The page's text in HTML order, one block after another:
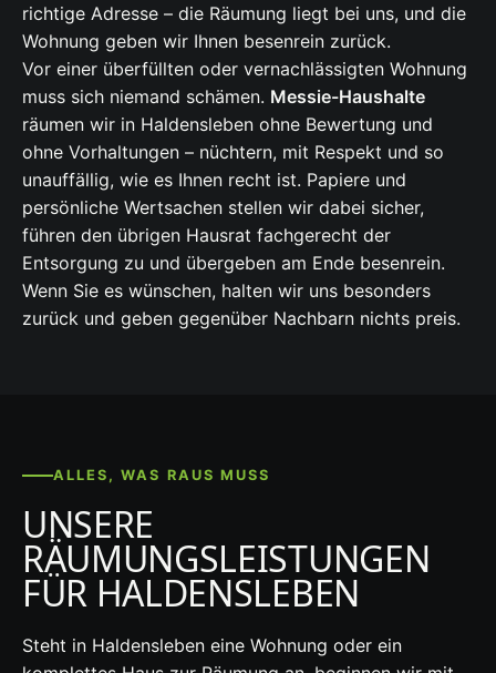
richtige Adresse – die Räumung liegt bei uns, und die
Wohnung geben wir Ihnen besenrein zurück.
Vor einer überfüllten oder vernachlässigten Wohnung
muss sich niemand schämen. Messie-Haushalte
räumen wir in Haldensleben ohne Bewertung und
ohne Vorhaltungen – nüchtern, mit Respekt und so
unauffällig, wie es Ihnen recht ist. Papiere und
persönliche Wertsachen stellen wir dabei sicher,
führen den übrigen Hausrat fachgerecht der
Entsorgung zu und übergeben am Ende besenrein.
Wenn Sie es wünschen, halten wir uns besonders
zurück und geben gegenüber Nachbarn nichts preis.
ALLES, WAS RAUS MUSS
UNSERE
RÄUMUNGSLEISTUNGEN
FÜR HALDENSLEBEN
Steht in Haldensleben eine Wohnung oder ein